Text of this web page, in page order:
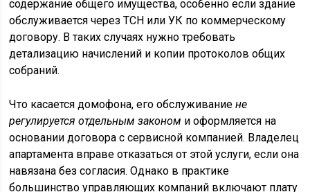
содержание общего имущества, особенно если здание
обслуживается через ТСН или УК по коммерческому
договору. В таких случаях нужно требовать
детализацию начислений и копии протоколов общих
собраний.
Что касается домофона, его обслуживаниене
регулируется отдельным законом и оформляется на
основании договора с сервисной компанией. Владелец
апартамента вправе отказаться от этой услуги, если она
навязана без согласия. Однако в практике
большинство управляющих компаний включают плату